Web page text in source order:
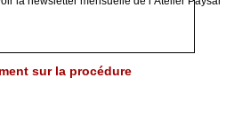
sur la procédure